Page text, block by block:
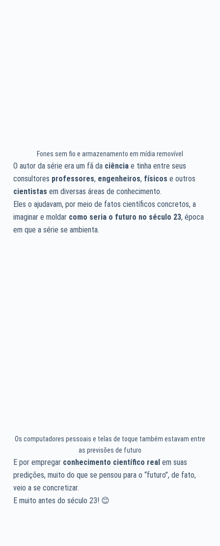
Fones sem fio e armazenamento em mídia removível
O autor da série era um fã da ciência e tinha entre seus
consultores professores, engenheiros, físicos e outros
cientistas em diversas áreas de conhecimento.
Eles o ajudavam, por meio de fatos científicos concretos, a
imaginar e moldarcomo seria o futuro no século 23, época
em que a série se ambienta.
Os computadores pessoais e telas de toque também estavam entre
as previsões de futuro
E por empregar conhecimento científico realem suas
predições, muito do que se pensou para o “futuro”, de fato,
veio a se concretizar.
E muito antes do século 23! 😊